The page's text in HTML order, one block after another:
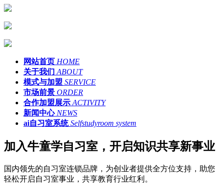
网站首页 HOME
关于我们 ABOUT
模式与加盟 SERVICE
市场前景 ORDER
合作加盟展示 ACTIVITY
新闻中心 NEWS
ai自习室系统 Selfstudyroom system
加入牛童学自习室，开启知识共享新事业
国内领先的自习室连锁品牌，为创业者提供全方位支持，助您
轻松开启自习室事业，共享教育行业红利。